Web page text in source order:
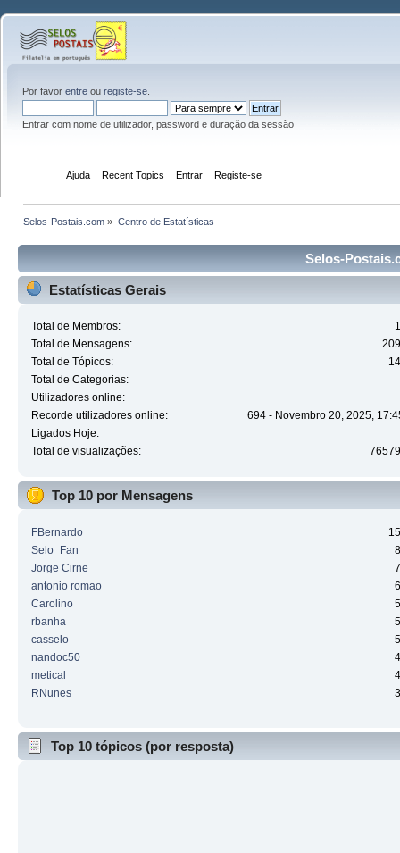
Por favor entre ou registe-se
Entrar com nome de utilizador, password e duração da sessão
Ajuda Recent Topics Entrar Registe-se
Selos-Postais.com » Centro de Estatísticas
Selos-
Estatísticas Gerais
Total de Membros:
Total de Mensagens:
Total de Tópicos:
Total de Categorias:
Utilizadores online:
Recorde utilizadores online:
694 - Novembro 20, 2025,
Ligados Hoje:
Total de visualizações:
Top 10 por Mensagens
FBernardo
Selo_Fan
Jorge Cirne
antonio romao
Carolino
rbanha
casselo
nandoc50
metical
RNunes
Top 10 tópicos (por resposta)